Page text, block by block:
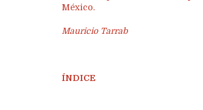
México.
Mauricio Tarrab
ÍNDICE